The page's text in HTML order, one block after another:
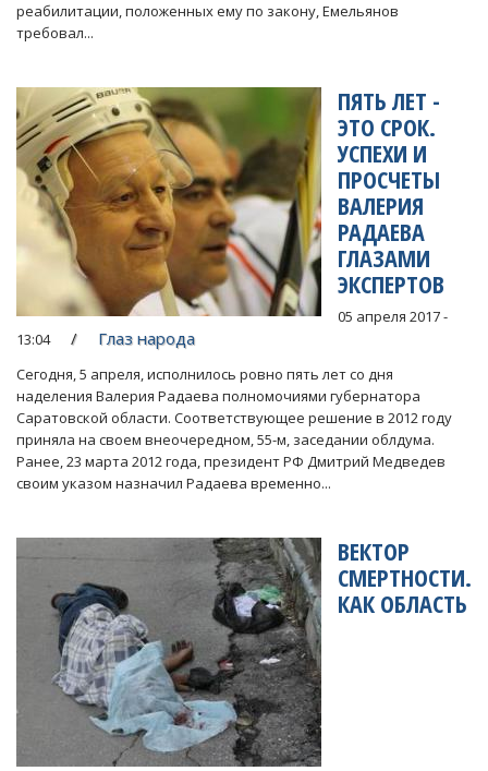
реабилитации, положенных ему по закону, Емельянов
требовал...
ПЯТЬ ЛЕТ -
ЭТО СРОК.
УСПЕХИ И
ПРОСЧЕТЫ
ВАЛЕРИЯ
РАДАЕВА
ГЛАЗАМИ
ЭКСПЕРТОВ
05 апреля 2017 -
13:04
Глаз народа
Сегодня, 5 апреля, исполнилось ровно пять лет со дня
наделения Валерия Радаева полномочиями губернатора
Саратовской области. Соответствующее решение в 2012 году
приняла на своем внеочередном, 55-м, заседании облдума.
Ранее, 23 марта 2012 года, президент РФ Дмитрий Медведев
своим указом назначил Радаева временно...
ВЕКТОР
СМЕРТНОСТИ.
КАК ОБЛАСТЬ